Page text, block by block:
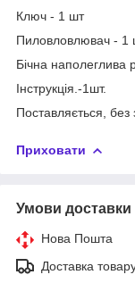
Ключ - 1 шт
Пиловловлювач - 1
Бічна наполеглива
Інструкція.-1шт.
Поставляється, без
Приховати
Умови доставки
Нова Пошта
Доставка